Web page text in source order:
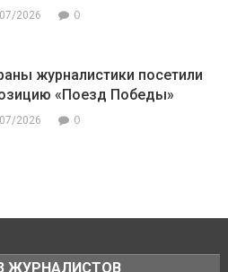
2026 0
журналистики посетили
«Поезд Победы»
2026 0
ЖУРНАЛИСТОВ